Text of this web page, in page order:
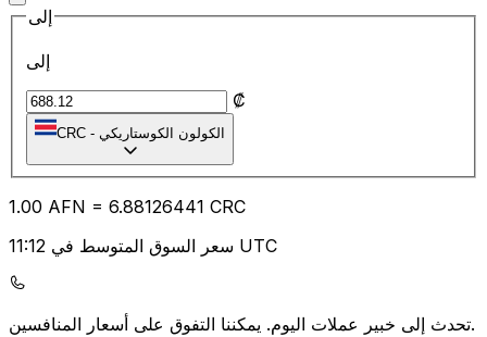
إلى
إلى
₡
CRC - الكولون الكوستاريكي
1.00 AFN = 6.88126441 CRC
سعر السوق المتوسط في 11:12 UTC
تحدث إلى خبير عملات اليوم.يمكننا التفوق على أسعار المنافسين.